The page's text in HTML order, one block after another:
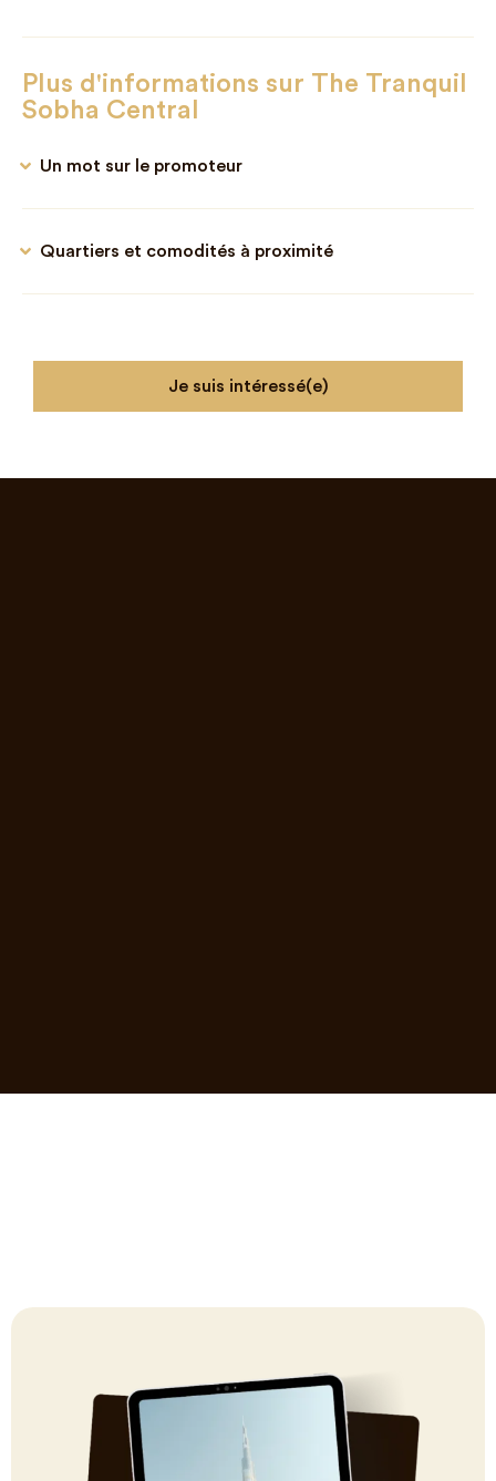
Plus d'informations sur The Tranquil
Sobha Central
Un mot sur le promoteur
Quartiers et comodités à proximité
Je suis intéressé(e)